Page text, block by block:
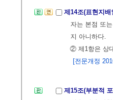
제14조(표현지
자는 본점 또
지 아니하다.
② 제1항은 상
[전문개정
제15조(부분적